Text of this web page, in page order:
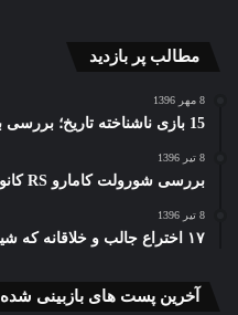
مطالب پر بازدید
8 مهر 1396
15 بازی ناشناخته تاریخ؛ بررسی بازی های کمتر دیده شده نسل قبل
8 تیر 1396
بررسی شورولت کامارو RS کانورتیبل؛ رویایی برای مسافرت تابستانی
8 تیر 1396
۱۷ اختراع جالب و خلاقانه که شیوه زندگی شما را تغییر خواهند داد
آخرین پست های بازبینی شده